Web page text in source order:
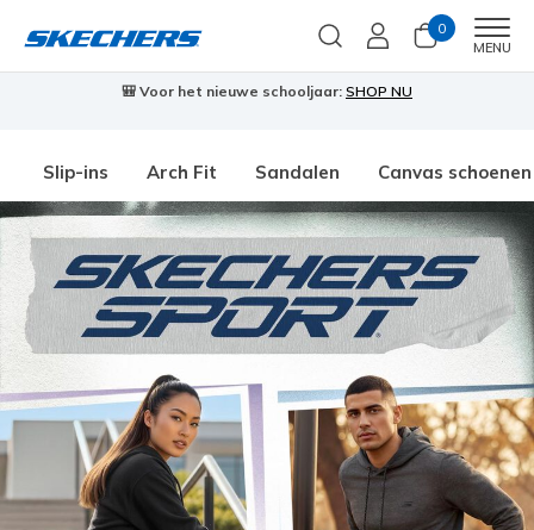
0
MENU
🎒 Voor het nieuwe schooljaar: SHOP NU
Slip-ins Arch Fit Sandalen Canvas schoenen